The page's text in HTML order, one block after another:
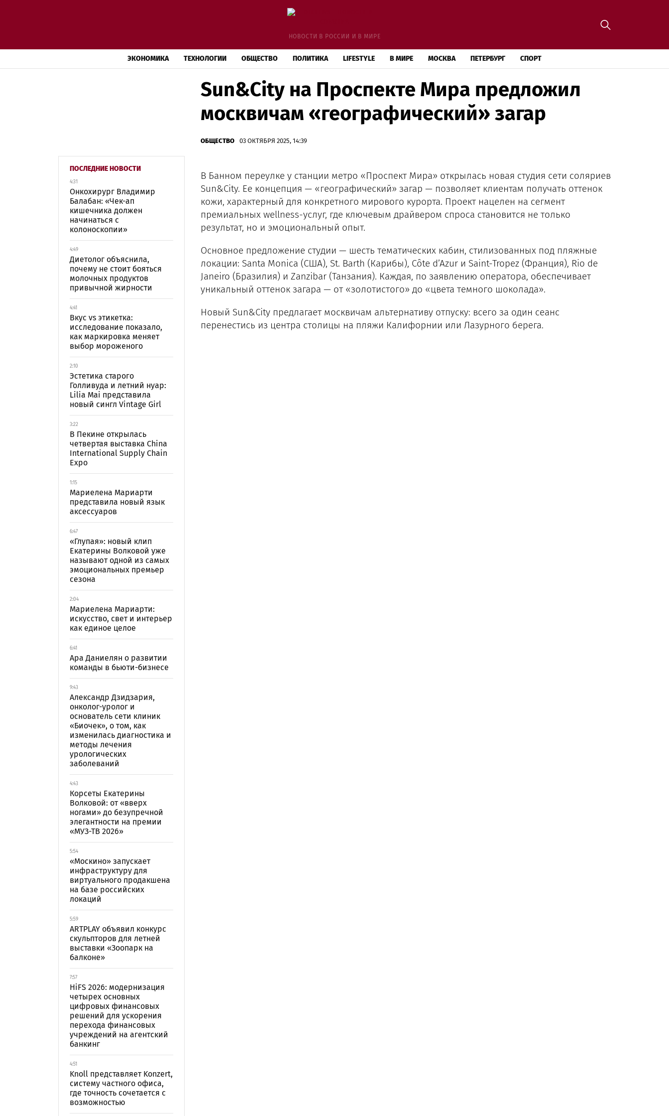
НОВОСТИ В РОССИИ И В МИРЕ
ЭКОНОМИКА ТЕХНОЛОГИИ ОБЩЕСТВО ПОЛИТИКА LIFESTYLE В МИРЕ МОСКВА ПЕТЕРБУРГ СПОРТ
Sun&City на Проспекте Мира предложил
москвичам «географический» загар
ОБЩЕСТВО 03 ОКТЯБРЯ 2025, 14:39
ПОСЛЕДНИЕ НОВОСТИ
4:31
Онкохирург Владимир
Балабан: «Чек-ап
кишечника должен
начинаться с
колоноскопии»
4:49
Диетолог объяснила,
почему не стоит бояться
молочных продуктов
привычной жирности
4:41
Вкус vs этикетка:
исследование показало,
как маркировка меняет
выбор мороженого
2:10
Эстетика старого
Голливуда и летний нуар:
Lilia Mai представила
новый сингл Vintage Girl
3:22
В Пекине открылась
четвертая выставка China
International Supply Chain
Expo
1:15
Мариелена Мариарти
представила новый язык
аксессуаров
6:47
«Глупая»: новый клип
Екатерины Волковой уже
называют одной из самых
эмоциональных премьер
сезона
2:04
Мариелена Мариарти:
искусство, свет и интерьер
как единое целое
6:41
Ара Даниелян о развитии
команды в бьюти-бизнесе
9:43
Александр Дзидзария,
онколог-уролог и
основатель сети клиник
«Биочек», о том, как
изменилась диагностика и
методы лечения
урологических
заболеваний
4:43
Корсеты Екатерины
Волковой: от «вверх
ногами» до безупречной
элегантности на премии
«МУЗ-ТВ 2026»
5:54
«Москино» запускает
инфраструктуру для
виртуального продакшена
на базе российских
локаций
5:59
ARTPLAY объявил конкурс
скульпторов для летней
выставки «Зоопарк на
балконе»
7:57
HiFS 2026: модернизация
четырех основных
цифровых финансовых
решений для ускорения
перехода финансовых
учреждений на агентский
банкинг
4:51
Knoll представляет Konzert,
систему частного офиса,
где точность сочетается с
возможностью
В Банном переулке у станции метро «Проспект Мира» открылась новая студия сети соляриев
Sun&City. Ее концепция — «географический» загар — позволяет клиентам получать оттенок
кожи, характерный для конкретного мирового курорта. Проект нацелен на сегмент
премиальных wellness-услуг, где ключевым драйвером спроса становится не только
результат, но и эмоциональный опыт.
Основное предложение студии — шесть тематических кабин, стилизованных под пляжные
локации: Santa Monica (США), St. Barth (Карибы), Côte d’Azur и Saint-Tropez (Франция), Rio de
Janeiro (Бразилия) и Zanzibar (Танзания). Каждая, по заявлению оператора, обеспечивает
уникальный оттенок загара — от «золотистого» до «цвета темного шоколада».
Новый Sun&City предлагает москвичам альтернативу отпуску: всего за один сеанс
перенестись из центра столицы на пляжи Калифорнии или Лазурного берега.